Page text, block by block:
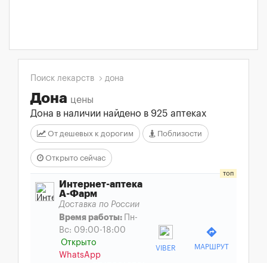
Поиск лекарств дона
Дона цены
Дона в наличии найдено в 925 аптеках
От дешевых к дорогим Поблизости
Открыто сейчас
Интернет-аптека
А-Фарм
Доставка по России
Время работы:
Пн-
Вс: 09:00-18:00
Открыто
WhatsApp
VIBER
directions
МАРШРУТ